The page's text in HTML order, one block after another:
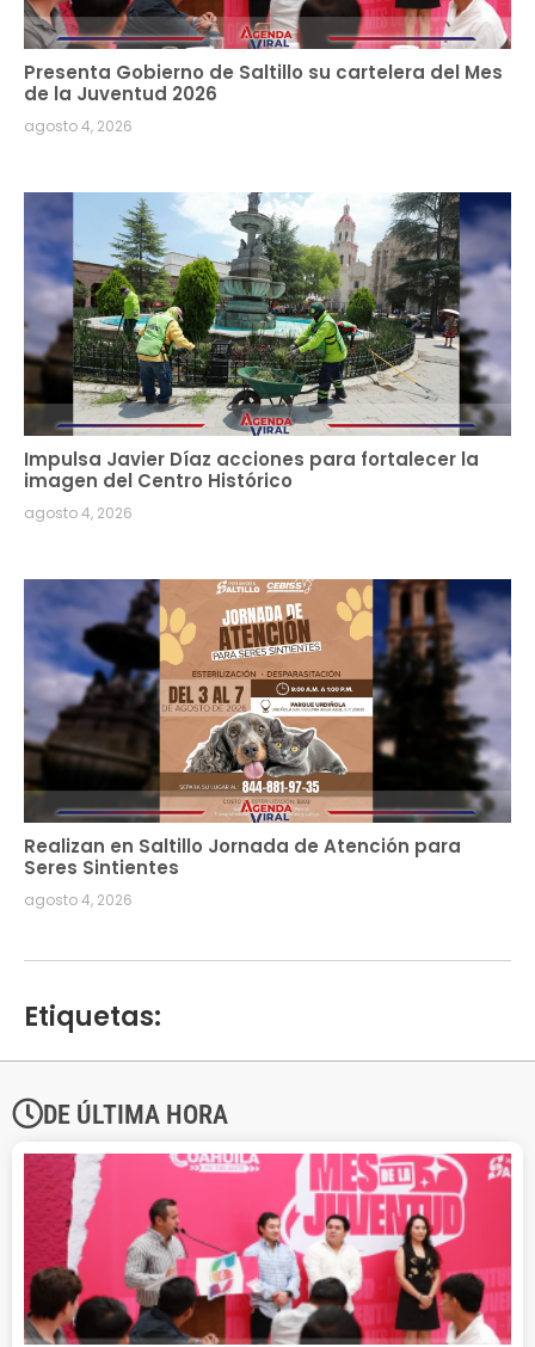
Presenta Gobierno de Saltillo su cartelera del Mes
de la Juventud 2026
agosto 4, 2026
Impulsa Javier Díaz acciones para fortalecer la
imagen del Centro Histórico
agosto 4, 2026
Realizan en Saltillo Jornada de Atención para
Seres Sintientes
agosto 4, 2026
Etiquetas:
DE ÚLTIMA HORA